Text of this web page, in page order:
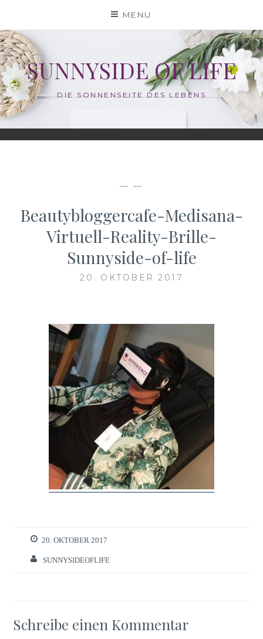
content
MENU
SUNNYSIDE OF LIFE
DIE SONNENSEITE DES LEBENS
— —
Beautybloggercafe-Medisana-
Virtuell-Reality-Brille-
Sunnyside-of-life
20. OKTOBER 2017
20. OKTOBER 2017
SUNNYSIDEOFLIFE
Schreibe einen Kommentar